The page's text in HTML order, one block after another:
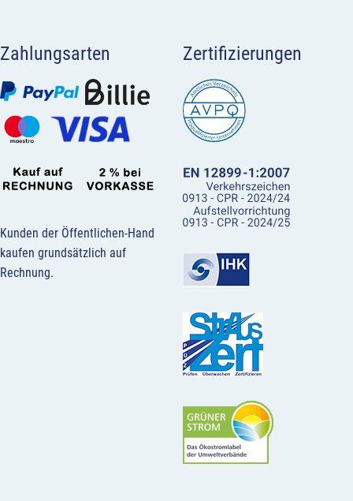
Zahlungsarten
Kunden der Öffentlichen-Hand
kaufen grundsätzlich auf
Rechnung.
Zertifizierungen